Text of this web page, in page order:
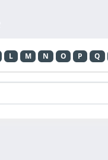
L M N O P Q